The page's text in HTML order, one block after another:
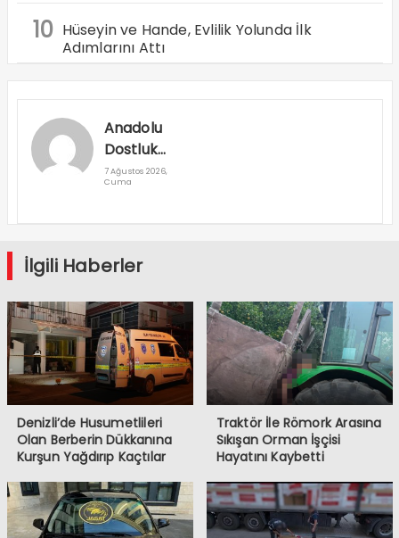
10 Hüseyin ve Hande, Evlilik Yolunda İlk
Adımlarını Attı
Anadolu
Dostluk
Rallisi
7 Ağustos 2026,
Cuma
İlgili Haberler
Denizli’de Husumetlileri
Olan Berberin Dükkanına
Kurşun Yağdırıp Kaçtılar
Traktör İle Römork Arasına
Sıkışan Orman İşçisi
Hayatını Kaybetti